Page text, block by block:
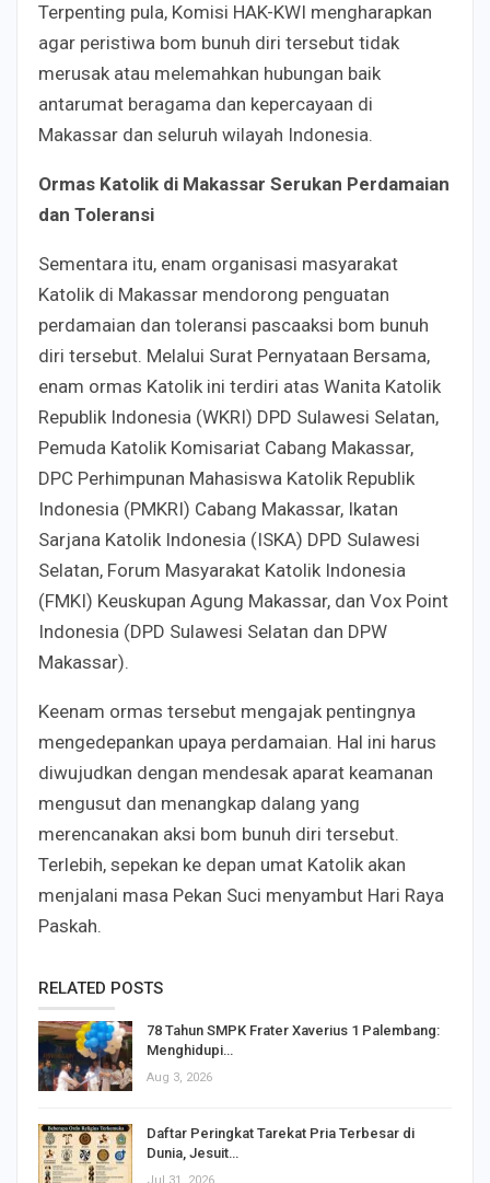
Terpenting pula, Komisi HAK-KWI mengharapkan
agar peristiwa bom bunuh diri tersebut tidak
merusak atau melemahkan hubungan baik
antarumat beragama dan kepercayaan di
Makassar dan seluruh wilayah Indonesia.
Ormas Katolik di Makassar Serukan Perdamaian
dan Toleransi
Sementara itu, enam organisasi masyarakat
Katolik di Makassar mendorong penguatan
perdamaian dan toleransi pascaaksi bom bunuh
diri tersebut. Melalui Surat Pernyataan Bersama,
enam ormas Katolik ini terdiri atas Wanita Katolik
Republik Indonesia (WKRI) DPD Sulawesi Selatan,
Pemuda Katolik Komisariat Cabang Makassar,
DPC Perhimpunan Mahasiswa Katolik Republik
Indonesia (PMKRI) Cabang Makassar, Ikatan
Sarjana Katolik Indonesia (ISKA) DPD Sulawesi
Selatan, Forum Masyarakat Katolik Indonesia
(FMKI) Keuskupan Agung Makassar, dan Vox Point
Indonesia (DPD Sulawesi Selatan dan DPW
Makassar).
Keenam ormas tersebut mengajak pentingnya
mengedepankan upaya perdamaian. Hal ini harus
diwujudkan dengan mendesak aparat keamanan
mengusut dan menangkap dalang yang
merencanakan aksi bom bunuh diri tersebut.
Terlebih, sepekan ke depan umat Katolik akan
menjalani masa Pekan Suci menyambut Hari Raya
Paskah.
RELATED POSTS
78 Tahun SMPK Frater Xaverius 1 Palembang:
Menghidupi…
Aug 3, 2026
Daftar Peringkat Tarekat Pria Terbesar di
Dunia, Jesuit…